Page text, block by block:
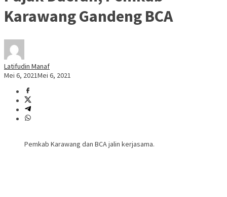
Karawang Gandeng BCA
Latifudin Manaf
Mei 6, 2021Mei 6, 2021
Pemkab Karawang dan BCA jalin kerjasama.